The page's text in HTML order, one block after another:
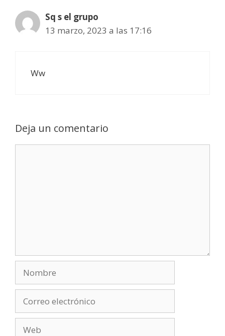
Sq s el grupo
13 marzo, 2023 a las 17:16
Ww
Deja un comentario
electrónico